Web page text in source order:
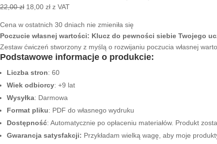
22,00zł Pierwotna
wynosiła:
22,00 zł.
18,00 złAktualna
wynosi:
18,00 zł.
z VAT
Cena w ostatnich 30 dniach nie zmieniła się
Poczucie własnej wartości: Klucz do pewności siebie Twojego
Zestaw ćwiczeń stworzony z myślą o rozwijaniu poczucia własnej
Podstawowe informacje o produkcie:
Liczba stron: 60
Wiek odbiorcy: +9 lat
Wysyłka: Darmowa
Format pliku: PDF do własnego wydruku
Dostępność: Automatycznie po opłaceniu materiałów. Produkt
Gwarancja satysfakcji: Przykładam wielką wagę, aby moje